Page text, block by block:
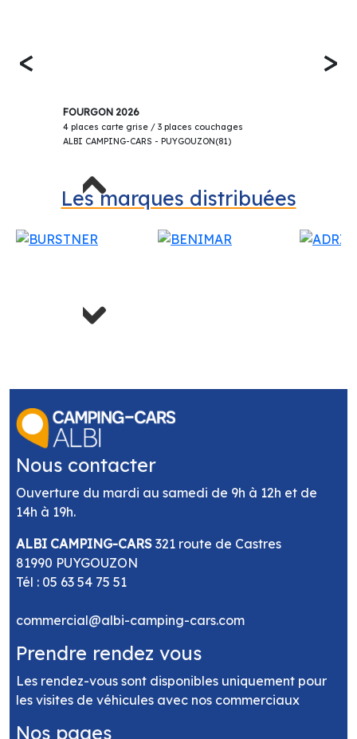
<
FOURGON 2026
4 places carte grise / 3 places couchages
ALBI CAMPING-CARS - PUYGOUZON(81)
>
Les marques distribuées
Previous
Nous contacter
Ouverture du mardi au samedi de 9h à 12h et de
14h à 19h.
ALBI CAMPING-CARS 321 route de Castres
81990 PUYGOUZON
Tél : 05 63 54 75 51
commercial@albi-camping-cars.com
Prendre rendez vous
Les rendez-vous sont disponibles uniquement pour
les visites de véhicules avec nos commerciaux
Nos pages